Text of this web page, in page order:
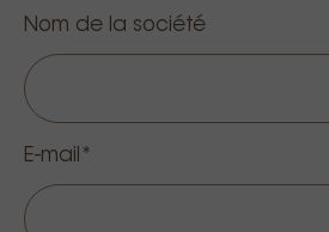
Nom de la société
E-mail